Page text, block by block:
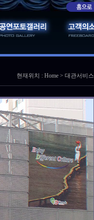
현재위치 : Home > 대관서비스